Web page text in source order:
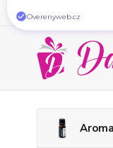
O nás
za
Overenyweb.cz